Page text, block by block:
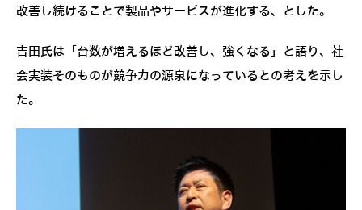
改善し続けることで製品やサービスが進化する、とした。
吉田氏は「台数が増えるほど改善し、強くなる」と語り、社
会実装そのものが競争力の源泉になっているとの考えを示し
た。